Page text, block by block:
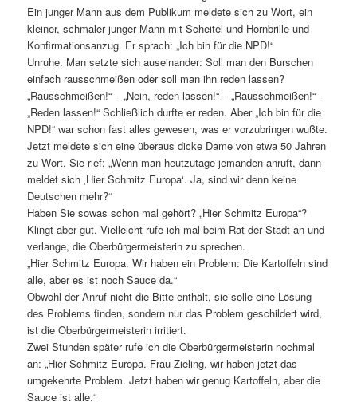
Ein junger Mann aus dem Publikum meldete sich zu Wort, ein
kleiner, schmaler junger Mann mit Scheitel und Hornbrille und
Konfirmationsanzug. Er sprach: „Ich bin für die NPD!“
Unruhe. Man setzte sich auseinander: Soll man den Burschen
einfach rausschmeißen oder soll man ihn reden lassen?
„Rausschmeißen!“ – „Nein, reden lassen!“ – „Rausschmeißen!“ –
„Reden lassen!“ Schließlich durfte er reden. Aber „Ich bin für die
NPD!“ war schon fast alles gewesen, was er vorzubringen wußte.
Jetzt meldete sich eine überaus dicke Dame von etwa 50 Jahren
zu Wort. Sie rief: „Wenn man heutzutage jemanden anruft, dann
meldet sich ‚Hier Schmitz Europa‘. Ja, sind wir denn keine
Deutschen mehr?“
Haben Sie sowas schon mal gehört? „Hier Schmitz Europa“?
Klingt aber gut. Vielleicht rufe ich mal beim Rat der Stadt an und
verlange, die Oberbürgermeisterin zu sprechen.
„Hier Schmitz Europa. Wir haben ein Problem: Die Kartoffeln sind
alle, aber es ist noch Sauce da.“
Obwohl der Anruf nicht die Bitte enthält, sie solle eine Lösung
des Problems finden, sondern nur das Problem geschildert wird,
ist die Oberbürgermeisterin irritiert.
Zwei Stunden später rufe ich die Oberbürgermeisterin nochmal
an: „Hier Schmitz Europa. Frau Zieling, wir haben jetzt das
umgekehrte Problem. Jetzt haben wir genug Kartoffeln, aber die
Sauce ist alle.“